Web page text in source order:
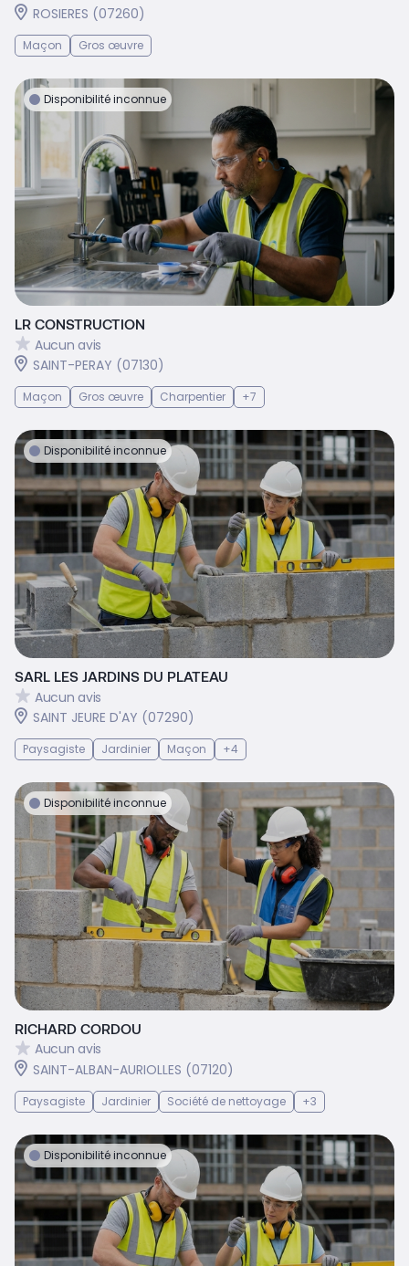
ROSIERES (07260)
Maçon Gros œuvre
Disponibilité inconnue
LR CONSTRUCTION
Aucun avis
SAINT-PERAY (07130)
Maçon Gros œuvre Charpentier +7
Disponibilité inconnue
SARL LES JARDINS DU PLATEAU
Aucun avis
SAINT JEURE D'AY (07290)
Paysagiste Jardinier Maçon +4
Disponibilité inconnue
RICHARD CORDOU
Aucun avis
SAINT-ALBAN-AURIOLLES (07120)
Paysagiste Jardinier Société de nettoyage +3
Disponibilité inconnue